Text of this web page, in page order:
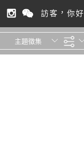
訪客，你好
主題徵集